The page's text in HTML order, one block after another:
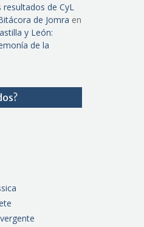
resultados de CyL
de Jomra en
y León:
de la